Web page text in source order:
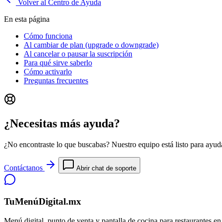
Volver al Centro de Ayuda
En esta página
Cómo funciona
Al cambiar de plan (upgrade o downgrade)
Al cancelar o pausar la suscripción
Para qué sirve saberlo
Cómo activarlo
Preguntas frecuentes
¿Necesitas más ayuda?
¿No encontraste lo que buscabas? Nuestro equipo está listo para
Contáctanos Abrir chat de soporte
TuMenúDigital.mx